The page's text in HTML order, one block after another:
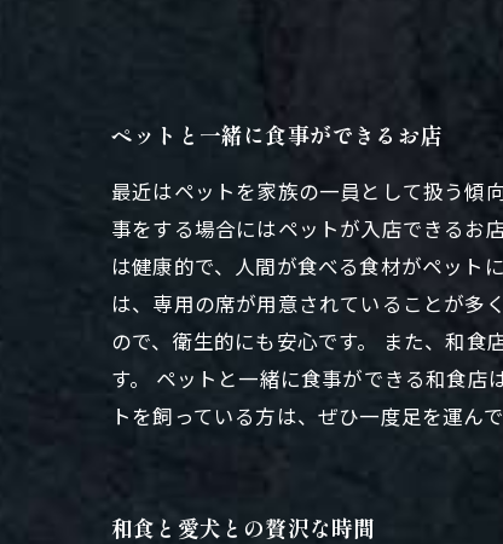
ペットと一緒に食事ができるお店
最近はペットを家族の一員として扱う傾
事をする場合にはペットが入店できるお
は健康的で、人間が食べる食材がペット
は、専用の席が用意されていることが多
ので、衛生的にも安心です。 また、和
す。 ペットと一緒に食事ができる和食
トを飼っている方は、ぜひ一度足を運ん
和食と愛犬との贅沢な時間